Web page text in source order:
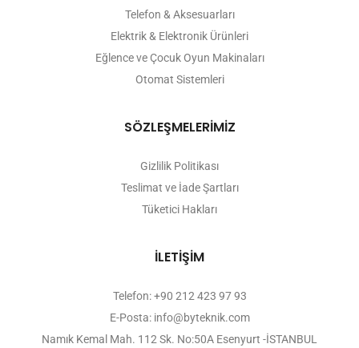
Telefon & Aksesuarları
Elektrik & Elektronik Ürünleri
Eğlence ve Çocuk Oyun Makinaları
Otomat Sistemleri
SÖZLEŞMELERİMİZ
Gizlilik Politikası
Teslimat ve İade Şartları
Tüketici Hakları
İLETİŞİM
Telefon: +90 212 423 97 93
E-Posta: info@byteknik.com
Namık Kemal Mah. 112 Sk. No:50A Esenyurt -İSTANBUL